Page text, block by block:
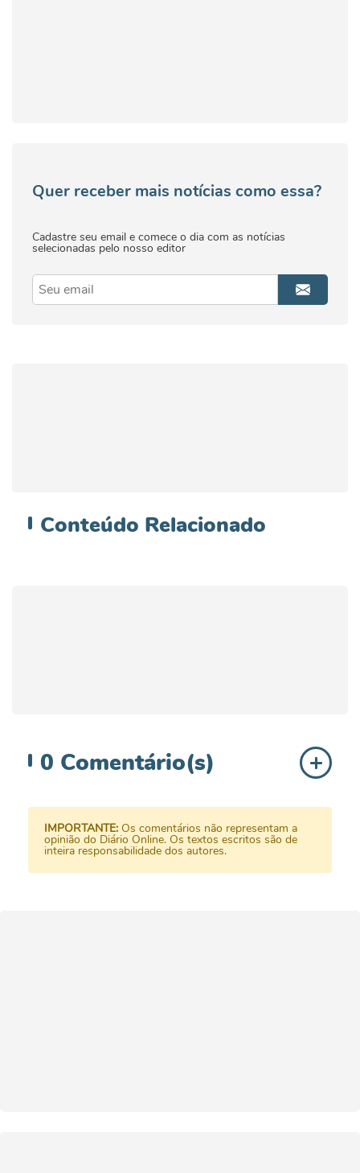
Quer receber mais notícias como essa?
Cadastre seu email e comece o dia com as notícias
selecionadas pelo nosso editor
Conteúdo Relacionado
0 Comentário(s)
IMPORTANTE: Os comentários não representam a
opinião do Diário Online. Os textos escritos são de
inteira responsabilidade dos autores.